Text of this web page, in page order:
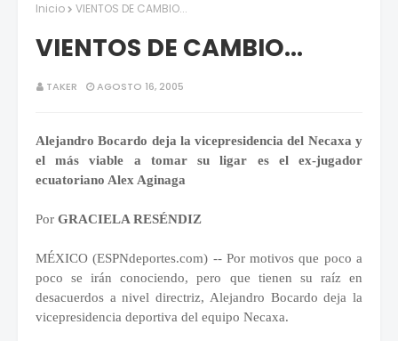
Inicio VIENTOS DE CAMBIO...
VIENTOS DE CAMBIO...
TAKER AGOSTO 16, 2005
Alejandro Bocardo deja la vicepresidencia del Necaxa y
el más viable a tomar su ligar es el ex-jugador
ecuatoriano Alex Aginaga
Por GRACIELA RESÉNDIZ
MÉXICO (ESPNdeportes.com) -- Por motivos que poco a
poco se irán conociendo, pero que tienen su raíz en
desacuerdos a nivel directriz, Alejandro Bocardo deja la
vicepresidencia deportiva del equipo Necaxa.